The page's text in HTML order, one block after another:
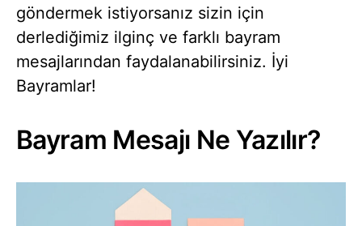
göndermek istiyorsanız sizin için
derlediğimiz ilginç ve farklı bayram
mesajlarından faydalanabilirsiniz. İyi
Bayramlar!
Bayram Mesajı Ne Yazılır?